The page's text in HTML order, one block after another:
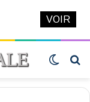
Switch
VOIR